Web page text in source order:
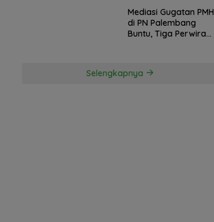
Mediasi Gugatan PMH
di PN Palembang
Buntu, Tiga Perwira
Pertanyakan
Selengkapnya